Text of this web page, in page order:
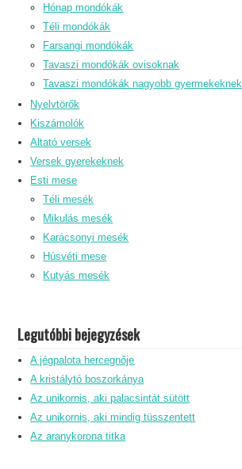
Hónap mondókák
Téli mondókák
Farsangi mondókák
Tavaszi mondókák ovisoknak
Tavaszi mondókák nagyobb gyermekeknek
Nyelvtörők
Kiszámolók
Altató versek
Versek gyerekeknek
Esti mese
Téli mesék
Mikulás mesék
Karácsonyi mesék
Húsvéti mese
Kutyás mesék
Legutóbbi bejegyzések
A jégpalota hercegnője
A kristálytó boszorkánya
Az unikornis, aki palacsintát sütött
Az unikornis, aki mindig tüsszentett
Az aranykorona titka